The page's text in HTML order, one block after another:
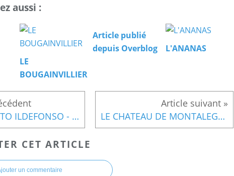
aussi :
LE
BOUGAINVILLIER
Article publié
depuis Overblog
L'ANANAS
IGREJA SANTO ILDEFONSO - PORTO LE CHATEAU DE MONTALEGRE (VILA REAL)
CET ARTICLE
un commentaire